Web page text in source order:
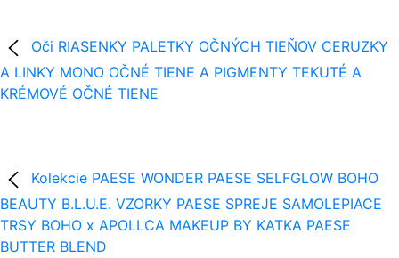
Oči RIASENKY PALETKY OČNÝCH TIEŇOV CERUZKY
A LINKY MONO OČNÉ TIENE A PIGMENTY TEKUTÉ A
KRÉMOVÉ OČNÉ TIENE
Kolekcie PAESE WONDER PAESE SELFGLOW BOHO
BEAUTY B.L.U.E. VZORKY PAESE SPREJE SAMOLEPIACE
TRSY BOHO x APOLLCA MAKEUP BY KATKA PAESE
BUTTER BLEND